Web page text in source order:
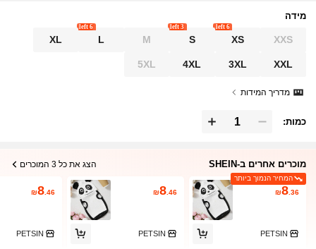
מידה
XXS
XS
6 left
S
3 left
M
L
6 left
XL
XXL
3XL
4XL
5XL
מדריך המידות
כמות:
מוכרים אחרים ב-SHEIN הצג את כל 3 המוכרים
המחיר הנמוך ביותר
₪8 .36
PETSIN
₪8 .46
PETSIN
₪8 .46
PETSIN